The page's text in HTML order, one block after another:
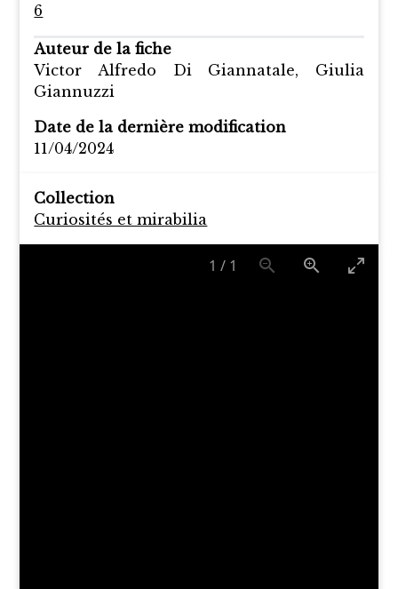
6
Auteur de la fiche
Victor Alfredo Di Giannatale, Giulia
Giannuzzi
Date de la dernière modification
11/04/2024
Collection
Curiosités et mirabilia
1 / 1